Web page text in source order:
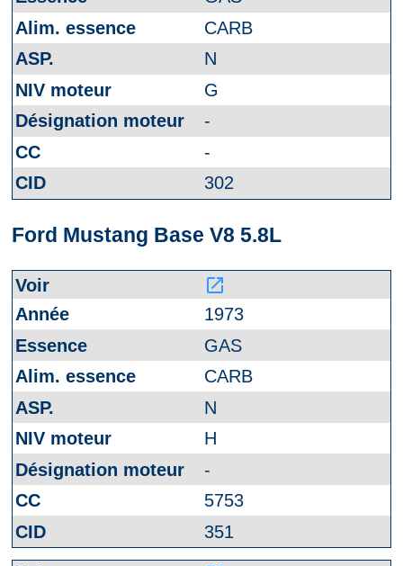
CARB
N
G
-
-
302
Ford Mustang Base V8 5.8L
launch
1973
GAS
CARB
N
H
-
5753
351